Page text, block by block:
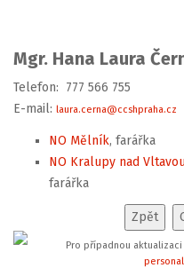
Mgr. Hana Laura
Telefon: 777 566 755
E-mail: laura.cerna@ccshpraha.cz
NO Mělník, farářka
NO Kralupy nad
farářka
Pro případnou